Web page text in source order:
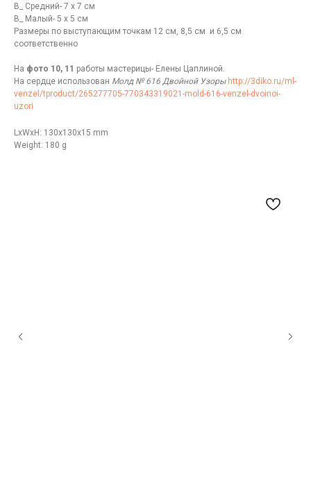
В_ Средний- 7 х 7 см
В_ Малый- 5 х 5 см
Размеры по выступающим точкам 12 см, 8,5 см и 6,5 см
соответственно
На фото 10, 11 работы мастерицы- Елены Цаплиной.
На сердце использован Молд № 616 Двойной Узоры http://3diko.ru/ml-
venzel/tproduct/265277705-770343319021-mold-616-venzel-dvoinoi-
uzori
LxWxH: 130x130x15 mm
Weight: 180 g